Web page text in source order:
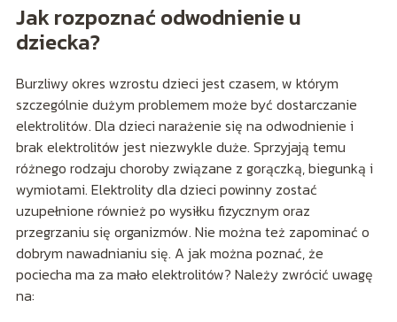
Jak rozpoznać odwodnienie u
dziecka?
Burzliwy okres wzrostu dzieci jest czasem, w którym
szczególnie dużym problemem może być dostarczanie
elektrolitów. Dla dzieci narażenie się na odwodnienie i
brak elektrolitów jest niezwykle duże. Sprzyjają temu
różnego rodzaju choroby związane z gorączką, biegunką i
wymiotami. Elektrolity dla dzieci powinny zostać
uzupełnione również po wysiłku fizycznym oraz
przegrzaniu się organizmów. Nie można też zapominać o
dobrym nawadnianiu się. A jak można poznać, że
pociecha ma za mało elektrolitów? Należy zwrócić uwagę
na: